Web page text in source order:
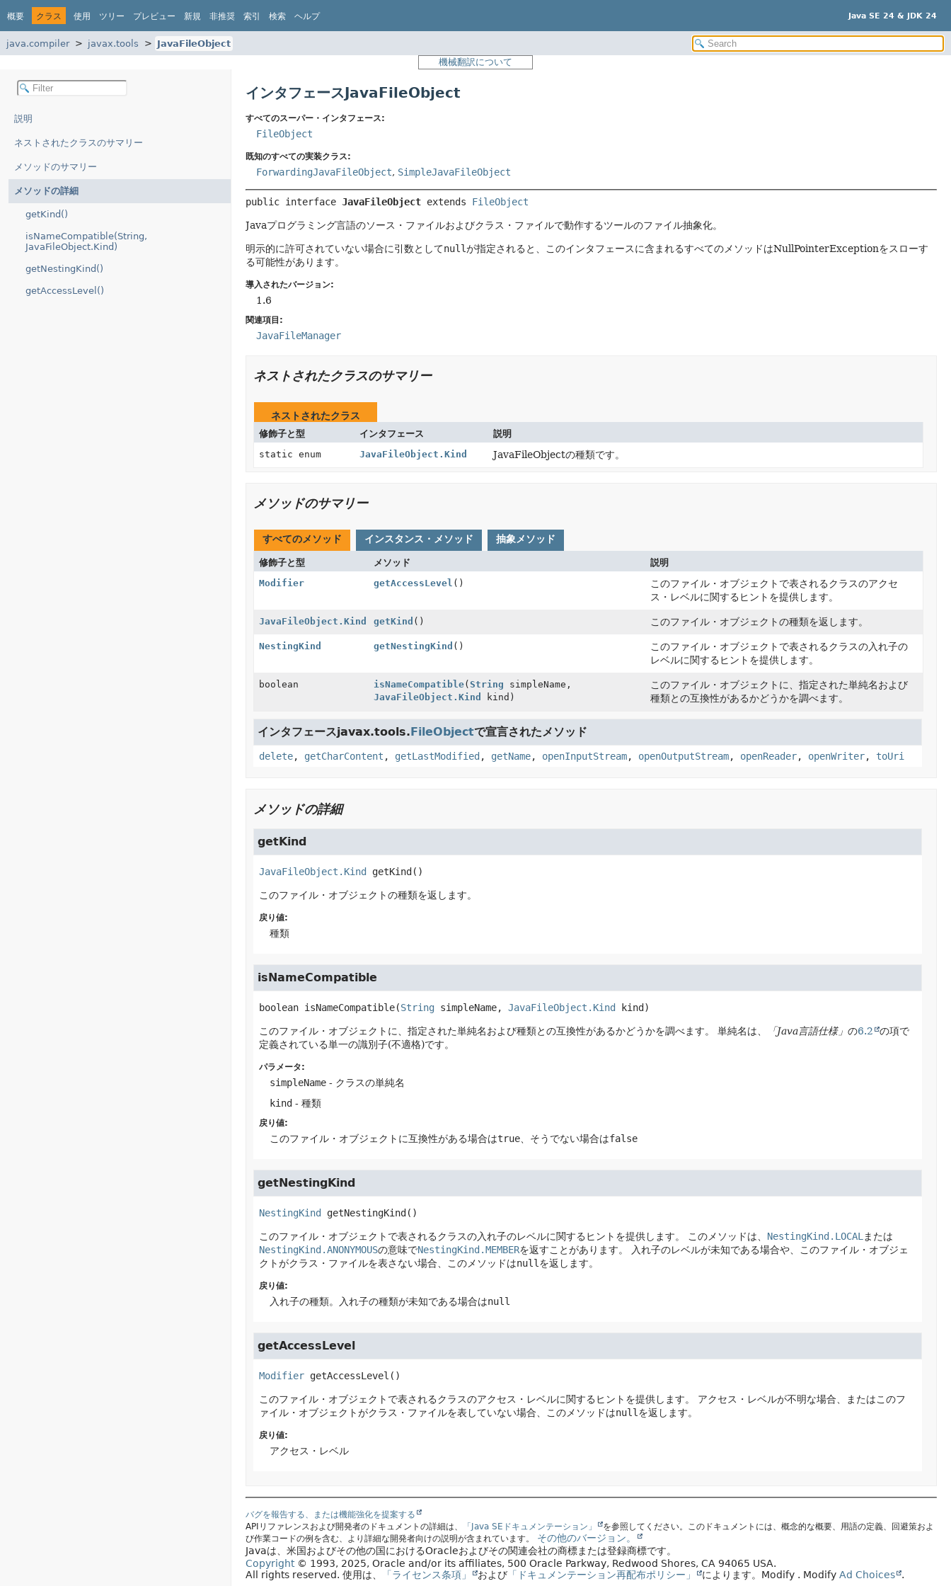
概要 クラス 使用 ツリー プレビュー 新規 非推奨 索引 検索 ヘルプ Java SE 24 & JDK 24
java.compiler javax.tools
JavaFileObject
機械翻訳について
説明
ネストされたクラスのサマリー
メソッドのサマリー
メソッドの詳細
getKind()
isNameCompatible(String,
JavaFileObject.Kind)
getNestingKind()
getAccessLevel()
インタフェースJavaFileObject
すべてのスーパー・インタフェース:
FileObject
既知のすべての実装クラス:
ForwardingJavaFileObject, SimpleJavaFileObject
public interface JavaFileObject extends FileObject
Javaプログラミング言語のソース・ファイルおよびクラス・ファイルで動作するツールのファイル抽象化。
明示的に許可されていない場合に引数としてnullが指定されると、このインタフェースに含まれるすべてのメソッドはNullPointerExceptionをスローす
る可能性があります。
導入されたバージョン:
1.6
関連項目:
JavaFileManager
ネストされたクラスのサマリー
ネストされたクラス
修飾子と型 インタフェース
説明
static enum
JavaFileObject.Kind JavaFileObjectの種類です。
メソッドのサマリー
すべてのメソッド インスタンス・メソッド 抽象メソッド
修飾子と型 メソッド
説明
Modifier
getAccessLevel ()
このファイル・オブジェクトで表されるクラスのアクセ
ス・レベルに関するヒントを提供します。
JavaFileObject.Kind getKind () このファイル・オブジェクトの種類を返します。
NestingKind getNestingKind ()
このファイル・オブジェクトで表されるクラスの入れ子の
レベルに関するヒントを提供します。
boolean isNameCompatible( String simpleName,
JavaFileObject.Kind
kind)
このファイル・オブジェクトに、指定された単純名および
種類との互換性があるかどうかを調べます。
インタフェースjavax.tools.FileObjectで宣言されたメソッド
delete, getCharContent , getLastModified , getName, openInputStream, openOutputStream, openReader, openWriter, toUri
メソッドの詳細
getKind
JavaFileObject.Kind getKind ()
このファイル・オブジェクトの種類を返します。
戻り値:
種類
isNameCompatible
boolean isNameCompatible(String simpleName, JavaFileObject.Kind kind)
このファイル・オブジェクトに、指定された単純名および種類との互換性があるかどうかを調べます。 単純名は、 「Java言語仕様」 の6.2
の項で
定義されている単一の識別子(不適格)です。
パラメータ:
simpleName- クラスの単純名
kind - 種類
戻り値:
このファイル・オブジェクトに互換性がある場合はtrue、そうでない場合はfalse
getNestingKind
NestingKind getNestingKind ()
このファイル・オブジェクトで表されるクラスの入れ子のレベルに関するヒントを提供します。 このメソッドは、 NestingKind.LOCAL または
NestingKind.ANONYMOUSの意味でNestingKind.MEMBERを返すことがあります。
入れ子のレベルが未知である場合や、このファイル・オブジェ
クトがクラス・ファイルを表さない場合、このメソッドはnull を返します。
戻り値:
入れ子の種類。入れ子の種類が未知である場合はnull
getAccessLevel
Modifier getAccessLevel ()
このファイル・オブジェクトで表されるクラスのアクセス・レベルに関するヒントを提供します。
アクセス・レベルが不明な場合、またはこのフ
ァイル・オブジェクトがクラス・ファイルを表していない場合、このメソッドはnull を返します。
戻り値:
アクセス・レベル
バグを報告する、または機能強化を提案する
APIリファレンスおよび開発者のドキュメントの詳細は、
「Java SEドキュメンテーション」
を参照してください。このドキュメントには、概念的な概要、用語の定義、回避策およ
び作業コードの例を含む、より詳細な開発者向けの説明が含まれています。
その他のバージョン。
Javaは、米国およびその他の国におけるOracleおよびその関連会社の商標または登録商標です。
Copyright© 1993, 2025, Oracle and/or its affiliates, 500 Oracle Parkway, Redwood Shores, CA 94065 USA.
All rights reserved. 使用は、 「ライセンス条項」 および「ドキュメンテーション再配布ポリシー」 によります。 Modify . Modify Ad Choices .